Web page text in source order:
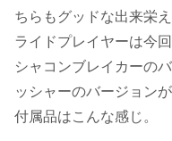
ちらもグッドな出来栄え
ライドプレイヤーは今
シャコンブレイカーの
ッシャーのバージョン
付属品はこんな感じ。